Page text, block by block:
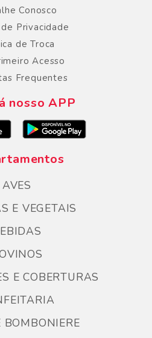
Conosco
Privacidade
de Troca
Acesso
Frequentes
nosso APP
AVES
E VEGETAIS
E COBERTURAS
BOMBONIERE